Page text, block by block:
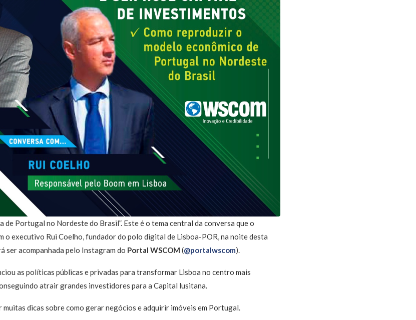
de Portugal no Nordeste do Brasil”. Este é o tema central da conversa que o
o executivo Rui Coelho, fundador do polo digital de Lisboa-POR, na noite desta
ser acompanhada pelo Instagram do Portal WSCOM (@portalwscom).
as políticas públicas e privadas para transformar Lisboa no centro mais
atrair grandes investidores para a Capital lusitana.
dicas sobre como gerar negócios e adquirir imóveis em Portugal.